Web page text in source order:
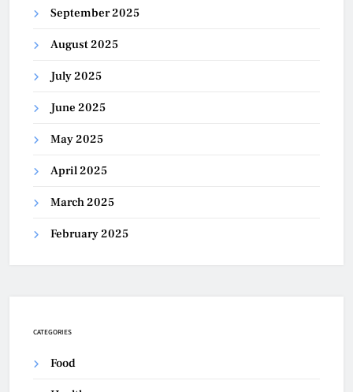
September 2025
August 2025
July 2025
June 2025
May 2025
April 2025
March 2025
February 2025
CATEGORIES
Food